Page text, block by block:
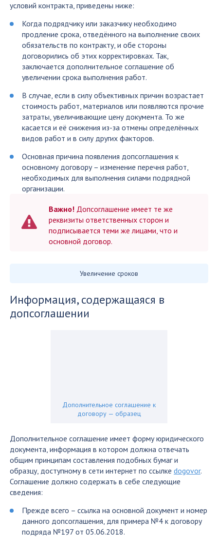
условий контракта, приведены ниже:
Когда подрядчику или заказчику необходимо
продление срока, отведённого на выполнение своих
обязательств по контракту, и обе стороны
договорились об этих корректировках. Так,
заключается дополнительное соглашение об
увеличении срока выполнения работ.
В случае, если в силу объективных причин возрастает
стоимость работ, материалов или появляются прочие
затраты, увеличивающие цену документа. То же
касается и её снижения из-за отмены определённых
видов работ и в силу других факторов.
Основная причина появления допсоглашения к
основному договору – изменение перечня работ,
необходимых для выполнения силами подрядной
организации.
Важно! Допсоглашение имеет те же
реквизиты ответственных сторон и
подписывается теми же лицами, что и
основной договор.
Увеличение сроков
Информация, содержащаяся в
допсоглашении
Дополнительное соглашение к
договору — образец
Дополнительное соглашение имеет форму юридического
документа, информация в котором должна отвечать
общим принципам составления подобных бумаг и
образцу, доступному в сети интернет по ссылке dogovor.
Соглашение должно содержать в себе следующие
сведения:
Прежде всего – ссылка на основной документ и номер
данного допсоглашения, для примера №4 к договору
подряда №197 от 05.06.2018.